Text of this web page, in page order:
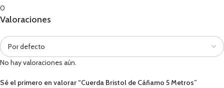
0
Valoraciones
No hay valoraciones aún.
Sé el primero en valorar “Cuerda Bristol de Cáñamo 5 Metros”